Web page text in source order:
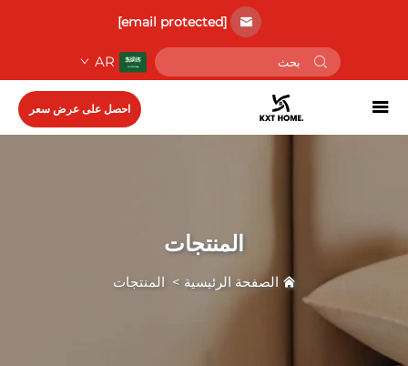
[email protected]
AR
احصل على عرض سعر
المنتجات
الصفحة الرئيسية > المنتجات